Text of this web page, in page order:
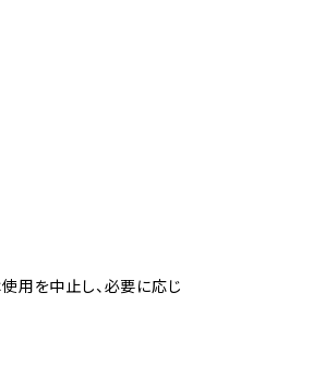
用を中止し、必要に応じ